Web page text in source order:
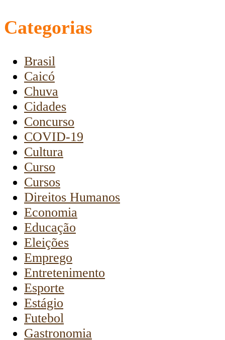
Categorias
Brasil
Caicó
Chuva
Cidades
Concurso
COVID-19
Cultura
Curso
Cursos
Direitos Humanos
Economia
Educação
Eleições
Emprego
Entretenimento
Esporte
Estágio
Futebol
Gastronomia